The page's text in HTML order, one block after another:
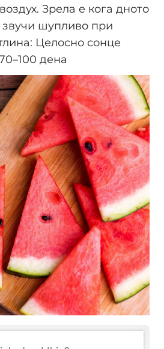
Зрела е кога дното
шупливо при
Целосно сонце
дена